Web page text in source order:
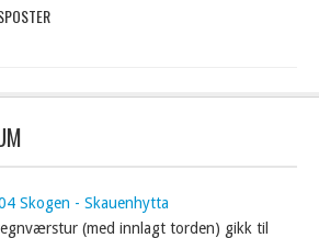
Skogen - Skauenhytta
(med innlagt torden) gikk til